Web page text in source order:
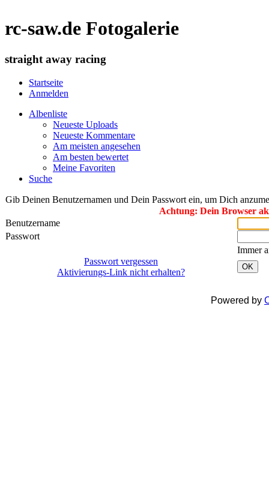
rc-saw.de Fotogalerie
straight away racing
Startseite
Anmelden
Albenliste
Neueste Uploads
Neueste Kommentare
Am meisten angesehen
Am besten bewertet
Meine Favoriten
Suche
Gib Deinen Benutzernamen und Dein Passwort ein, um Dich
Achtung: Dein Browser
Benutzername
Passwort
Immer
Passwort vergessen
Aktivierungs-Link nicht erhalten?
OK
Powered by